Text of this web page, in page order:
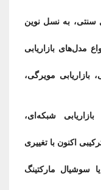
به نسل نوین
مدل‌های بازاریابی
بازاریابی مویرگی،
بازاریابی شبکه‌ای،
اکنون با تغییری
سوشیال مارکتینگ